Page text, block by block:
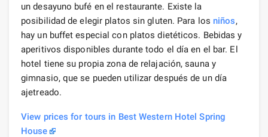
un desayuno bufé en el restaurante. Existe la
posibilidad de elegir platos sin gluten. Para los niños,
hay un buffet especial con platos dietéticos. Bebidas y
aperitivos disponibles durante todo el día en el bar. El
hotel tiene su propia zona de relajación, sauna y
gimnasio, que se pueden utilizar después de un día
ajetreado.
View prices for tours in Best Western Hotel Spring
House